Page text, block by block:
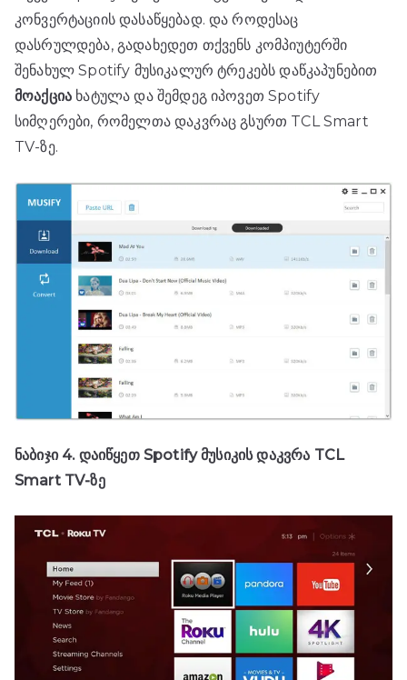
კონვერტაციის დასაწყებად. და როდესაც
დასრულდება, გადახედეთ თქვენს კომპიუტერში
შენახულ Spotify მუსიკალურ ტრეკებს დაწკაპუნებით
მოაქცია ხატულა და შემდეგ იპოვეთ Spotify
სიმღერები, რომელთა დაკვრაც გსურთ TCL Smart
TV-ზე.
ნაბიჯი 4. დაიწყეთ Spotify მუსიკის დაკვრა TCL
Smart TV-ზე